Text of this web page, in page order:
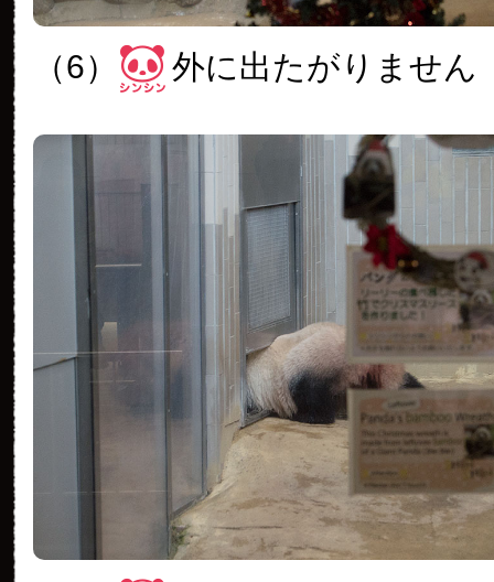
（6） 外に出たがりません